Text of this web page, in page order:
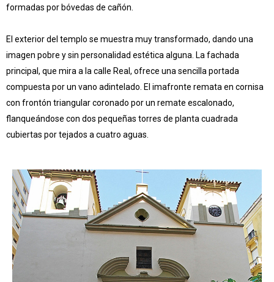
formadas por bóvedas de cañón.
El exterior del templo se muestra muy transformado, dando una
imagen pobre y sin personalidad estética alguna. La fachada
principal, que mira a la calle Real, ofrece una sencilla portada
compuesta por un vano adintelado. El imafronte remata en cornisa
con frontón triangular coronado por un remate escalonado,
flanqueándose con dos pequeñas torres de planta cuadrada
cubiertas por tejados a cuatro aguas.